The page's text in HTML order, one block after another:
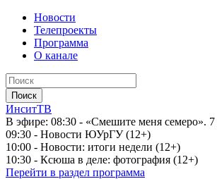
Новости
Телепроекты
Программа
О канале
ИнситТВ
В эфире: 08:30 - «Смешите меня семеро».
09:30 - Новости ЮУрГУ (12+)
10:00 - Новости: итоги недели (12+)
10:30 - Ксюша в деле: фотография (12+)
Перейти в раздел программа